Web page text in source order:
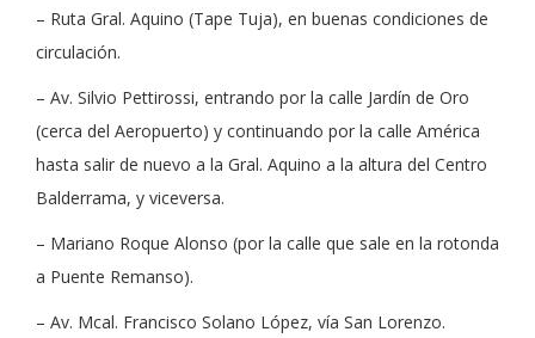
– Ruta Gral. Aquino (Tape Tuja), en buenas condiciones de
circulación.
– Av. Silvio Pettirossi, entrando por la calle Jardín de Oro
(cerca del Aeropuerto) y continuando por la calle América
hasta salir de nuevo a la Gral. Aquino a la altura del Centro
Balderrama, y viceversa.
– Mariano Roque Alonso (por la calle que sale en la rotonda
a Puente Remanso).
– Av. Mcal. Francisco Solano López, vía San Lorenzo.